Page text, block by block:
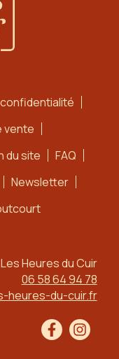
vente
du site
FAQ
Newsletter
Les Heures du Cuir
06 58 64 94 78
heures-du-cuir.fr
Facebook